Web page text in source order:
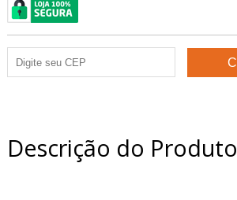
Descrição do Produto